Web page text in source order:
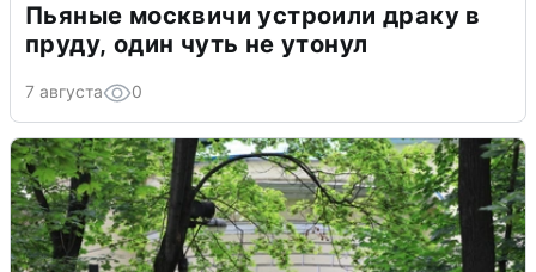
Пьяные москвичи устроили драку в
пруду, один чуть не утонул
7 августа 0